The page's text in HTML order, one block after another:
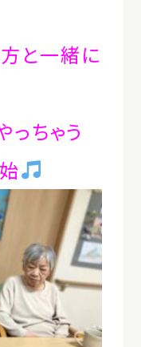
と一緒に
っちゃう